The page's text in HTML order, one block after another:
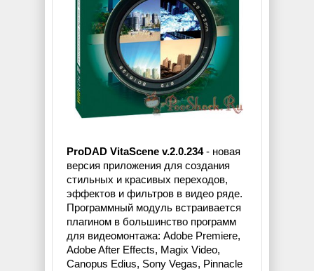
ProDAD VitaScene v.2.0.234- новая
версия приложения для создания
стильных и красивых переходов,
эффектов и фильтров в видео ряде.
Программный модуль встраивается
плагином в большинство программ
для видеомонтажа: Adobe Premiere,
Adobe After Effects, Magix Video,
Canopus Edius, Sony Vegas, Pinnacle